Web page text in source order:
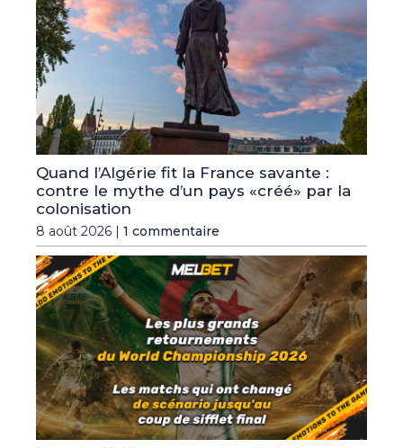
Quand l’Algérie fit la France savante :
contre le mythe d’un pays «créé» par la
colonisation
8 août 2026 | 1 commentaire